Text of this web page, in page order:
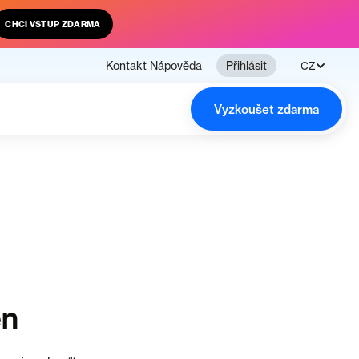
CHCI VSTUP ZDARMA
Kontakt Nápověda Přihlásit CZ
Vyzkoušet zdarma